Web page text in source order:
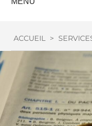
ACCUEIL >